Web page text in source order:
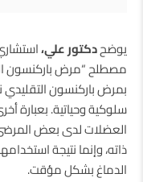
يوضحدكتور علي،
مصطلح “مرض باركنسون
بمرض باركنسون التقليدي
سلوكية وحياتية. بعبارة
العضلات لدى بعض
ذاته، وإنما نتيجة
الدماغ بشكل مؤقت.